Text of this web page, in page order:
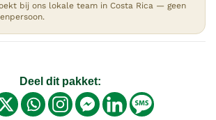
bij ons lokale team in Costa Rica — geen
Deel dit pakket: